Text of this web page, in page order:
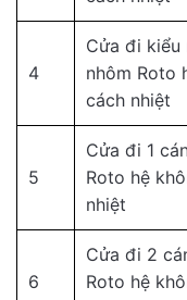
4
Cửa đi
nhôm Roto
cách nhiệt
5
Cửa đi 1
Roto hệ
nhiệt
6
Cửa đi 2
Roto hệ